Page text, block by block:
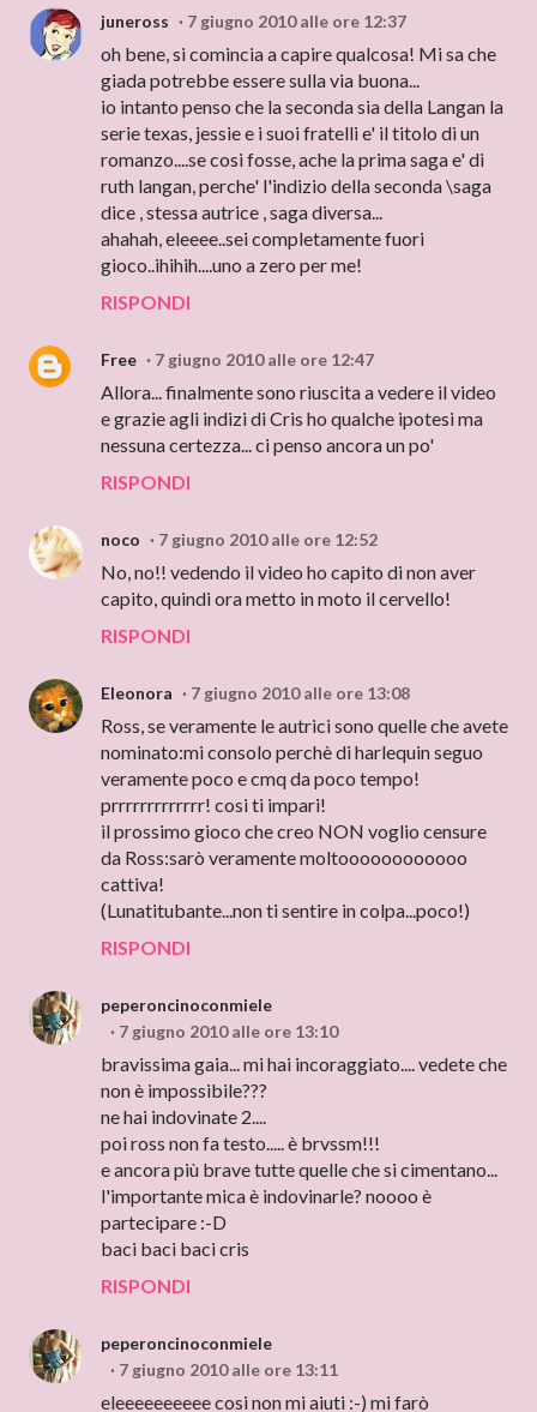
juneross 7 giugno 2010 alle ore 12:37
oh bene, si comincia a capire qualcosa! Mi sa che
giada potrebbe essere sulla via buona...
io intanto penso che la seconda sia della Langan la
serie texas, jessie e i suoi fratelli e' il titolo di un
romanzo....se cosi fosse, ache la prima saga e' di
ruth langan, perche' l'indizio della seconda \saga
dice , stessa autrice , saga diversa...
ahahah, eleeee..sei completamente fuori
gioco..ihihih....uno a zero per me!
RISPONDI
Free 7 giugno 2010 alle ore 12:47
Allora... finalmente sono riuscita a vedere il video
e grazie agli indizi di Cris ho qualche ipotesi ma
nessuna certezza... ci penso ancora un po'
RISPONDI
noco 7 giugno 2010 alle ore 12:52
No, no!! vedendo il video ho capito di non aver
capito, quindi ora metto in moto il cervello!
RISPONDI
Eleonora 7 giugno 2010 alle ore 13:08
Ross, se veramente le autrici sono quelle che avete
nominato:mi consolo perchè di harlequin seguo
veramente poco e cmq da poco tempo!
prrrrrrrrrrrrr! cosi ti impari!
il prossimo gioco che creo NON voglio censure
da Ross:sarò veramente moltoooooooooooo
cattiva!
(Lunatitubante...non ti sentire in colpa...poco!)
RISPONDI
peperoncinoconmiele
7 giugno 2010 alle ore 13:10
bravissima gaia... mi hai incoraggiato.... vedete che
non è impossibile???
ne hai indovinate 2....
poi ross non fa testo..... è brvssm!!!
e ancora più brave tutte quelle che si cimentano...
l'importante mica è indovinarle? noooo è
partecipare :-D
baci baci baci cris
RISPONDI
peperoncinoconmiele
7 giugno 2010 alle ore 13:11
eleeeeeeeeee cosi non mi aiuti :-) mi farò